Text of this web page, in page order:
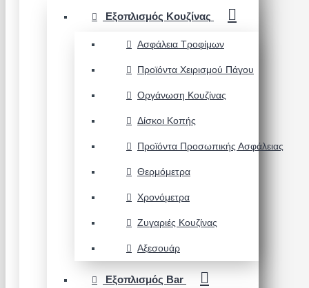
Εξοπλισμός Κουζίνας
Ασφάλεια Τροφίμων
Προϊόντα Χειρισμού Πάγου
Οργάνωση Κουζίνας
Δίσκοι Κοπής
Προϊόντα Προσωπικής Ασφάλειας
Θερμόμετρα
Χρονόμετρα
Ζυγαριές Κουζίνας
Αξεσουάρ
Εξοπλισμός Bar